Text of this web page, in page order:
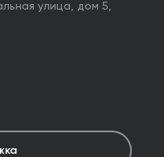
улица, дом 5,